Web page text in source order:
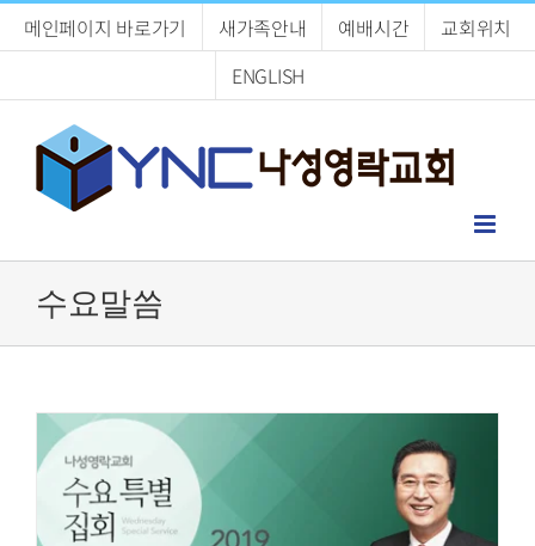
메인페이지 바로가기 새가족안내 예배시간
교회위치
ENGLISH
수요말씀